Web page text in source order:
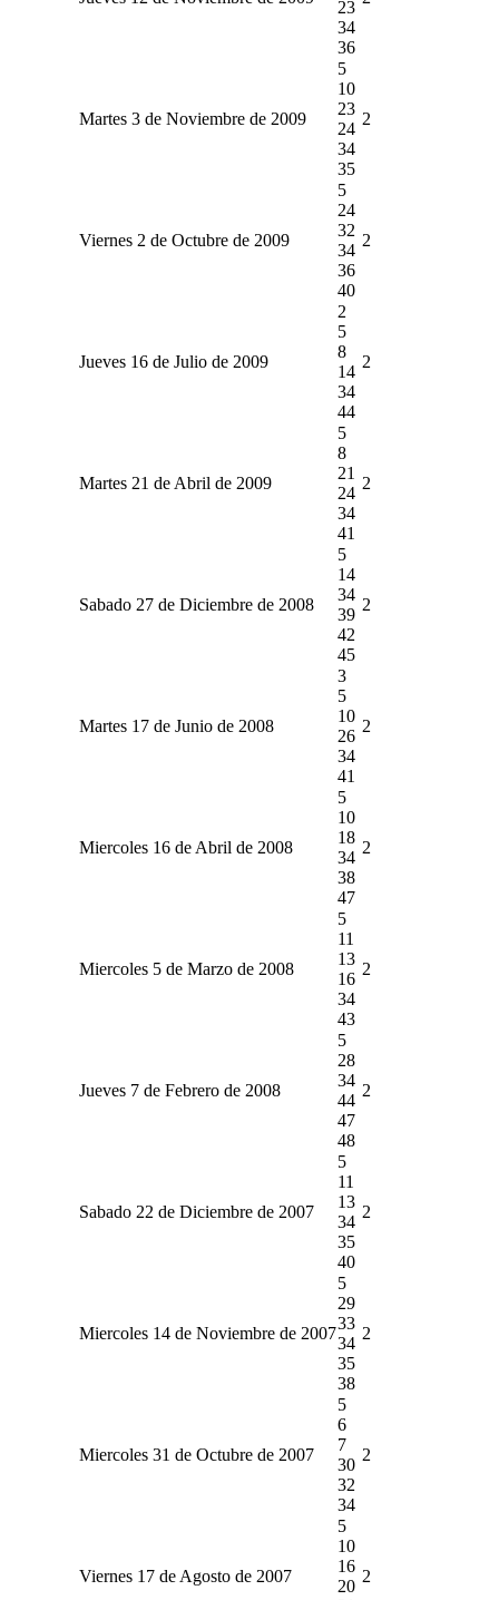
23
34
36
Martes 3 de Noviembre de 2009
5
10
23
24
34
35
2
Viernes 2 de Octubre de 2009
5
24
32
34
36
40
2
Jueves 16 de Julio de 2009
2
5
8
14
34
44
2
Martes 21 de Abril de 2009
5
8
21
24
34
41
2
Sabado 27 de Diciembre de 2008
5
14
34
39
42
45
2
Martes 17 de Junio de 2008
3
5
10
26
34
41
2
Miercoles 16 de Abril de 2008
5
10
18
34
38
47
2
Miercoles 5 de Marzo de 2008
5
11
13
16
34
43
2
Jueves 7 de Febrero de 2008
5
28
34
44
47
48
2
Sabado 22 de Diciembre de 2007
5
11
13
34
35
40
2
Miercoles 14 de Noviembre de 2007
5
29
33
34
35
38
2
Miercoles 31 de Octubre de 2007
5
6
7
30
32
34
2
Viernes 17 de Agosto de 2007
5
10
16
20
2